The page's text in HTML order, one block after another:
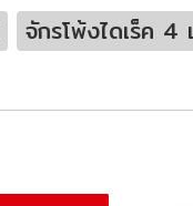
จักรโพ้งไดเร็ค 4